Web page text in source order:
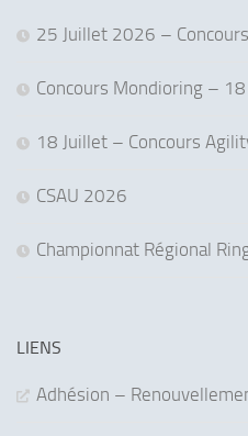
25 Juillet 2026 –
Concours Mondioring –
18 Juillet – Concours
CSAU 2026
Championnat Régional
LIENS
Adhésion –